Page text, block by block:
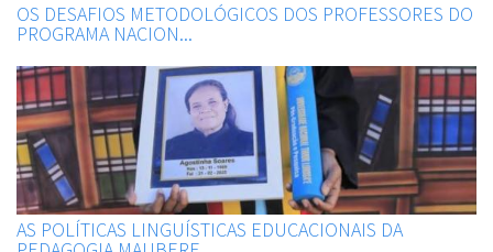
OS DESAFIOS METODOLÓGICOS DOS PROFESSORES DO
PROGRAMA NACION...
AS POLÍTICAS LINGUÍSTICAS EDUCACIONAIS DA